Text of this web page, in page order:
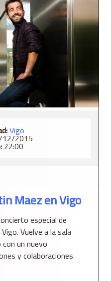
Vigo
2015
22:00
Maez en Vigo
especial de
Vuelve a la sala
un nuevo
y colaboraciones